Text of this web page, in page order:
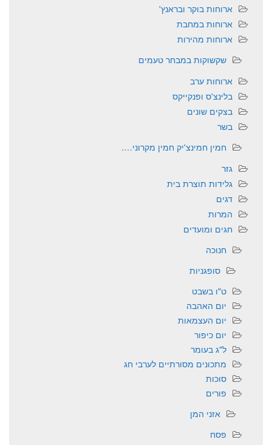
ארוחות בוקר ובראנץ'
ארוחות במחבת
ארוחות מהירות
שקשוקות במבחר טעמים
ארוחות ערב
בלינצ'ס ופנקייקס
בצקים שונים
בשר
חמין חמינצ'יק חמין מקרוני….
גזר
גלידות תוצרת בית
דגים
המרות
חגים ומועדים
חנוכה
סופגניות
ט"ו בשבט
יום האהבה
יום העצמאות
יום כיפור
ל"ג בעומר
מתכונים מסורתיים לערבי חג
סוכות
פורים
אזני המן
פסח